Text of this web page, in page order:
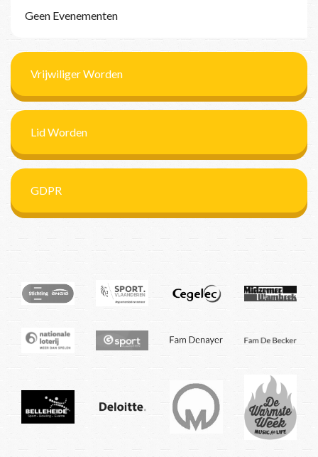
Geen Evenementen
Vrijwiliger Worden
Lid Worden
GDPR